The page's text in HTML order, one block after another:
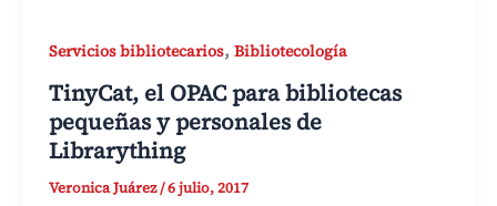
Servicios bibliotecarios, Bibliotecología
TinyCat, el OPAC para bibliotecas
pequeñas y personales de
Librarything
Veronica Juárez/6 julio, 2017